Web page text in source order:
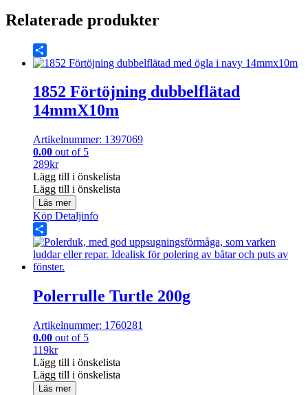
Relaterade produkter
Share
1852 Förtöjning dubbelflätad
14mmX10m
Artikelnummer: 1397069
0.00 out of 5
289kr
Lägg till i önskelista
Lägg till i önskelista
Läs mer
Köp Detaljinfo
Share
Polerrulle Turtle 200g
Artikelnummer: 1760281
0.00 out of 5
119kr
Lägg till i önskelista
Lägg till i önskelista
Läs mer